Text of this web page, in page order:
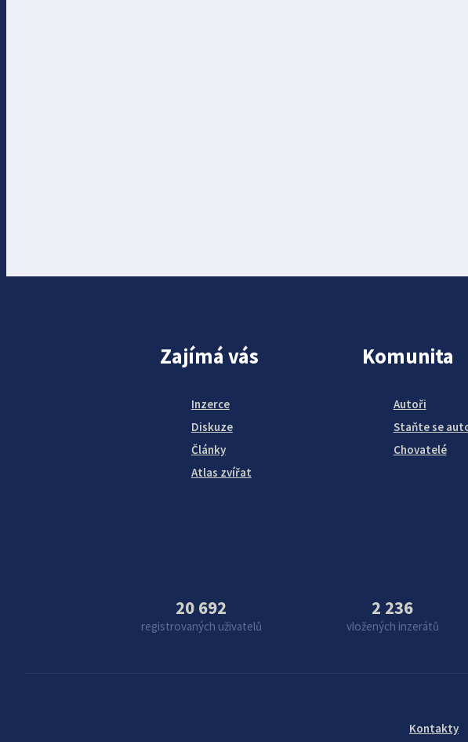
Zajímá vás
Inzerce
Diskuze
Články
Atlas zvířat
Komunita
Autoři
Staňte se
Chovatelé
20 692
registrovaných uživatelů
2 236
vložených inzerátů
Kontakty